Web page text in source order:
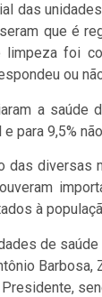
das
que é
foi
ou
a saúde
para 9,5%
das diversas
à
de
Presidente,